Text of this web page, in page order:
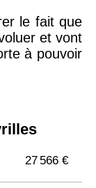
le fait que
et vont
à pouvoir
27 566 €